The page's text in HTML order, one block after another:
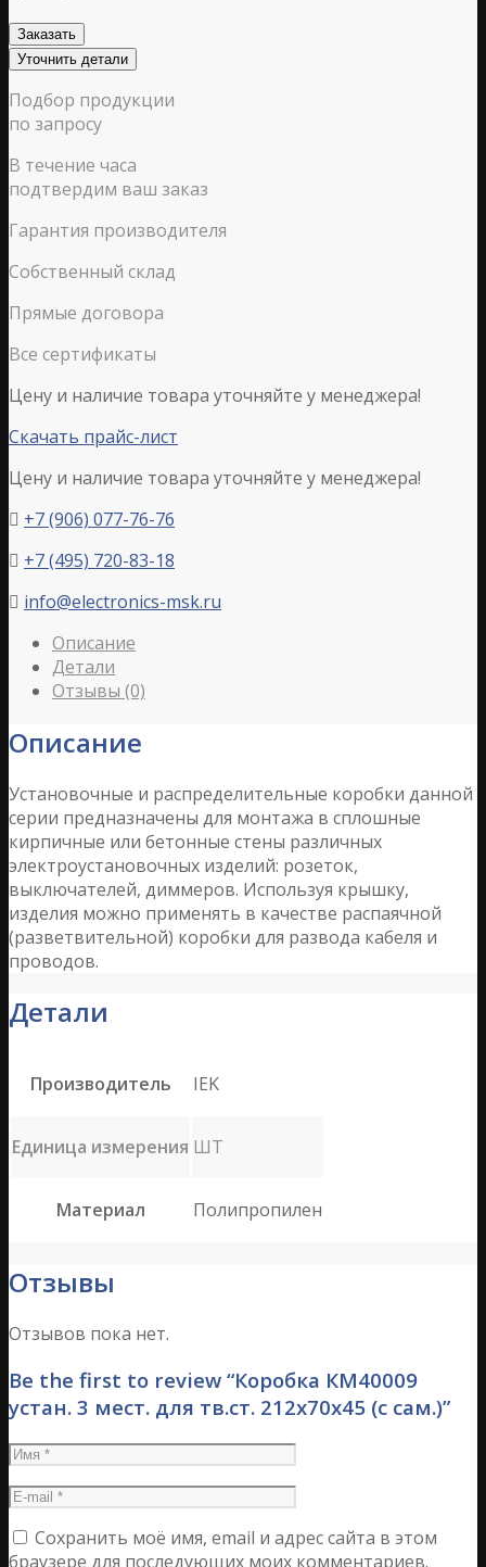
Заказать
Уточнить детали
Подбор продукции
по запросу
В течение часа
подтвердим ваш заказ
Гарантия производителя
Собственный склад
Прямые договора
Все сертификаты
Цену и наличие товара уточняйте у менеджера!
Скачать прайс-лист
Цену и наличие товара уточняйте у менеджера!
 +7 (906) 077-76-76
 +7 (495) 720-83-18
 info@electronics-msk.ru
Описание
Детали
Отзывы (0)
Описание
Установочные и распределительные коробки данной
серии предназначены для монтажа в сплошные
кирпичные или бетонные стены различных
электроустановочных изделий: розеток,
выключателей, диммеров. Используя крышку,
изделия можно применять в качестве распаячной
(разветвительной) коробки для развода кабеля и
проводов.
Детали
Производитель IEK
Единица измерения ШТ
Материал Полипропилен
Отзывы
Отзывов пока нет.
Be the first to review “Коробка КМ40009
устан. 3 мест. для тв.ст. 212х70х45 (с сам.)”
Сохранить моё имя, email и адрес сайта в этом
браузере для последующих моих комментариев.